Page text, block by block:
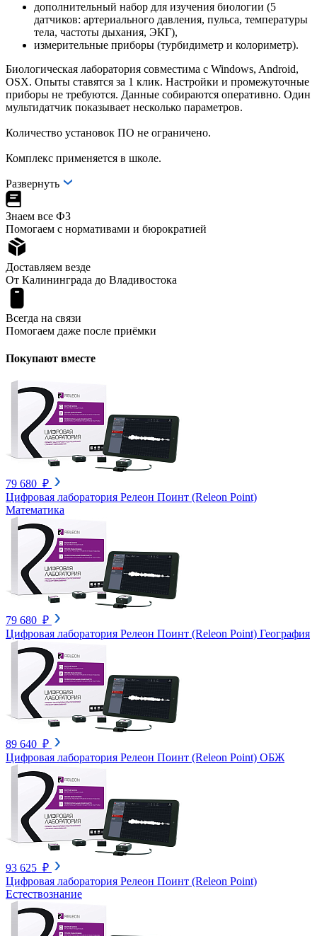
дополнительный набор для изучения биологии (5
датчиков: артериального давления, пульса, температуры
тела, частоты дыхания, ЭКГ),
измерительные приборы (турбидиметр и колориметр).
Биологическая лаборатория совместима с Windows, Android,
OSX. Опыты ставятся за 1 клик. Настройки и промежуточные
приборы не требуются. Данные собираются оперативно. Один
мультидатчик показывает несколько параметров.
Количество установок ПО не ограничено.
Комплекс применяется в школе.
Развернуть
Знаем все ФЗ
Помогаем с нормативами и бюрократией
Доставляем везде
От Калининграда до Владивостока
Всегда на связи
Помогаем даже после приёмки
Покупают вместе
79 680 ₽
Цифровая лаборатория Релеон Поинт (Releon Point)
Математика
79 680 ₽
Цифровая лаборатория Релеон Поинт (Releon Point) География
89 640 ₽
Цифровая лаборатория Релеон Поинт (Releon Point) ОБЖ
93 625 ₽
Цифровая лаборатория Релеон Поинт (Releon Point)
Естествознание